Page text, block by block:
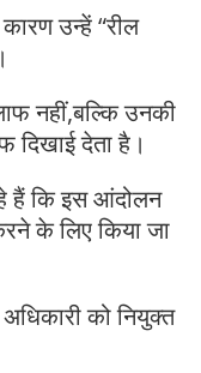
उन्हें “रील
नहीं,बल्कि उनकी
दिखाई देता है।
हैं कि इस आंदोलन
के लिए किया जा
को नियुक्त